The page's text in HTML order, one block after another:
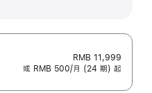
RMB 11,999
或 RMB 500/月 (24 期) 起